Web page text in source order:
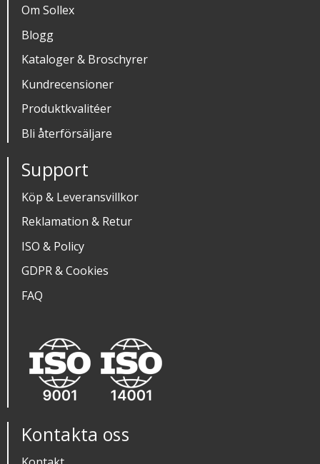
Om Sollex
Blogg
Kataloger & Broschyrer
Kundrecensioner
Produktkvalitéer
Bli återförsäljare
Support
Köp & Leveransvillkor
Reklamation & Retur
ISO & Policy
GDPR & Cookies
FAQ
Kontakta oss